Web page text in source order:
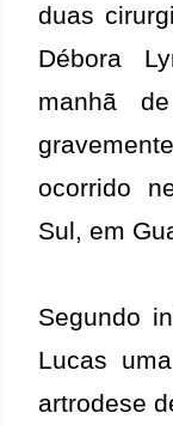
duas
Débora
manhã
ocorrido
Sul, em
Segundo
Lucas
artrodese